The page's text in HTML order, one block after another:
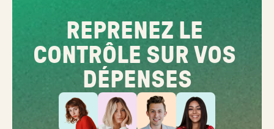
REPRENEZ LE
CONTRÔLE SUR VOS
DÉPENSES